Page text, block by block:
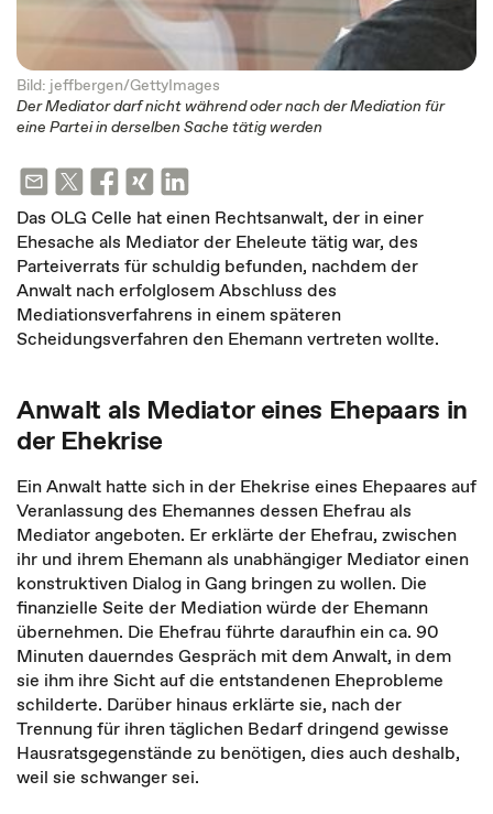
Bild: jeffbergen/GettyImages
Der Mediator darf nicht während oder nach der Mediation für
eine Partei in derselben Sache tätig werden
Das OLG Celle hat einen Rechtsanwalt, der in einer
Ehesache als Mediator der Eheleute tätig war, des
Parteiverrats für schuldig befunden, nachdem der
Anwalt nach erfolglosem Abschluss des
Mediationsverfahrens in einem späteren
Scheidungsverfahren den Ehemann vertreten wollte.
Anwalt als Mediator eines Ehepaars in
der Ehekrise
Ein Anwalt hatte sich in der Ehekrise eines Ehepaares auf
Veranlassung des Ehemannes dessen Ehefrau als
Mediator angeboten. Er erklärte der Ehefrau, zwischen
ihr und ihrem Ehemann als unabhängiger Mediator einen
konstruktiven Dialog in Gang bringen zu wollen. Die
finanzielle Seite der Mediation würde der Ehemann
übernehmen. Die Ehefrau führte daraufhin ein ca. 90
Minuten dauerndes Gespräch mit dem Anwalt, in dem
sie ihm ihre Sicht auf die entstandenen Eheprobleme
schilderte. Darüber hinaus erklärte sie, nach der
Trennung für ihren täglichen Bedarf dringend gewisse
Hausratsgegenstände zu benötigen, dies auch deshalb,
weil sie schwanger sei.